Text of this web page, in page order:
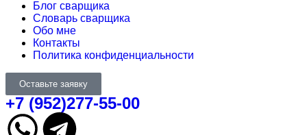
Блог сварщика
Словарь сварщика
Обо мне
Контакты
Политика конфиденциальности
Оставьте заявку
+7 (952)277-55-00